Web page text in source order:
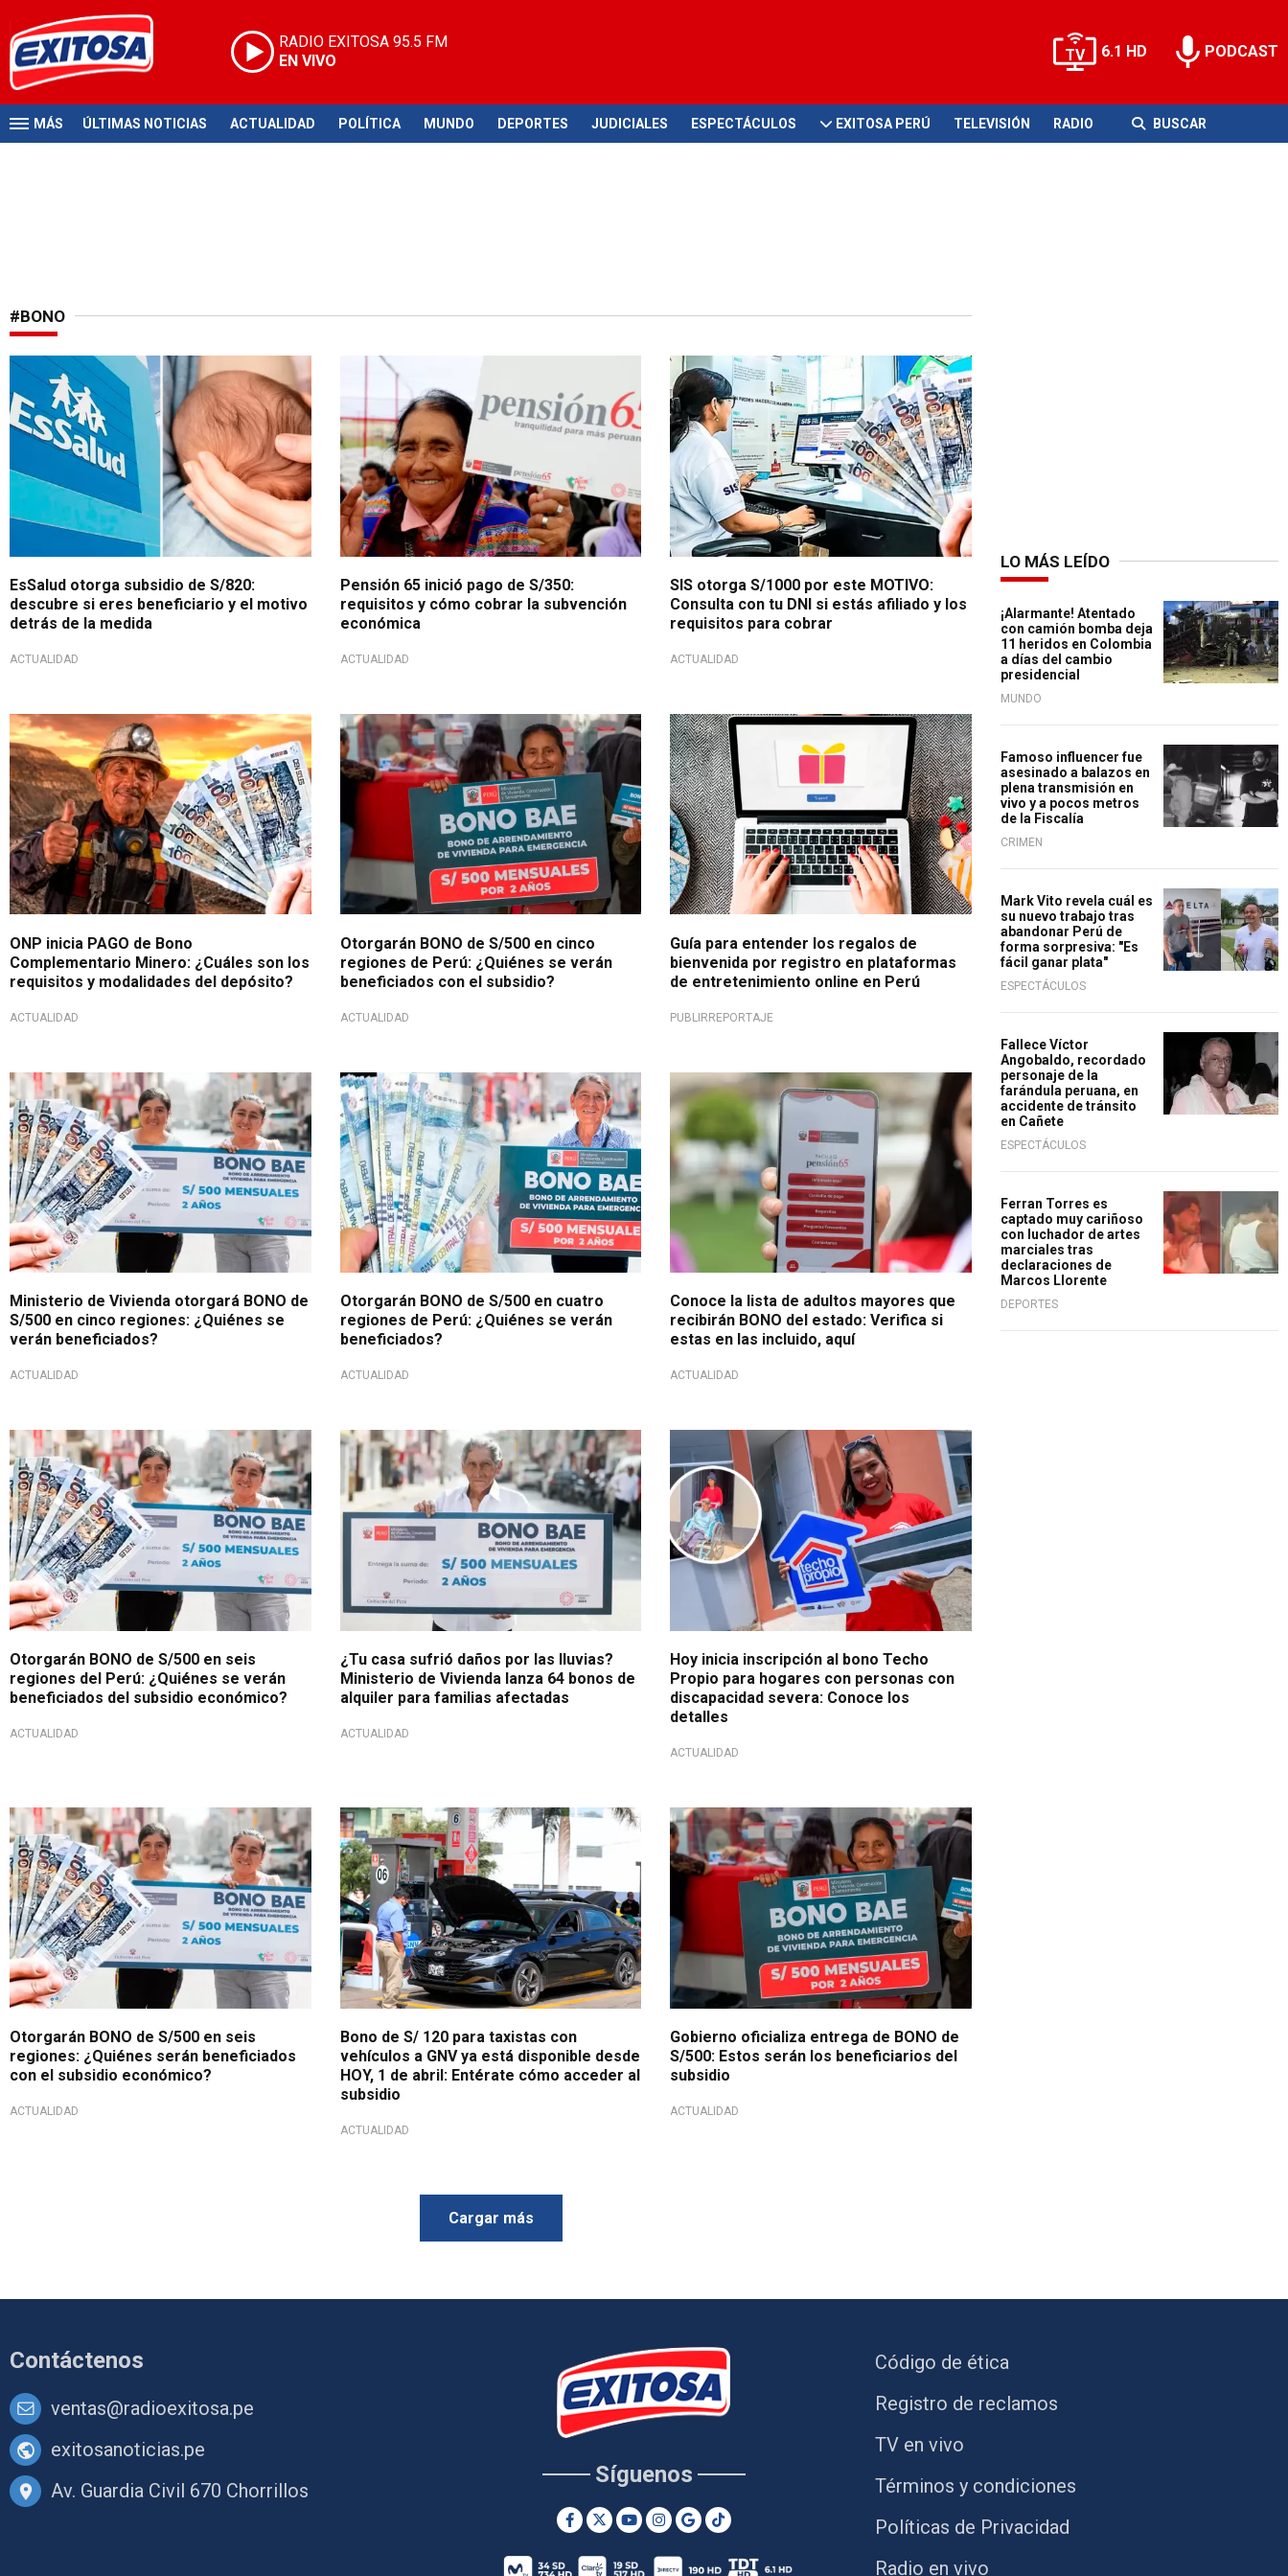
RADIO EXITOSA 95.5 FM
EN VIVO
6.1 HD PODCAST
MÁS ÚLTIMAS NOTICIAS ACTUALIDAD POLÍTICA MUNDO DEPORTES JUDICIALES ESPECTÁCULOS EXITOSA PERÚ TELEVISIÓN RADIO BUSCAR
#BONO
Modalidad Cero Trámites
EsSalud otorga subsidio de S/820:
descubre si eres beneficiario y el motivo
detrás de la medida
ACTUALIDAD
Programa social del Midis
Pensión 65 inició pago de S/350:
requisitos y cómo cobrar la subvención
económica
ACTUALIDAD
Beneficio PES
SIS otorga S/1000 por este MOTIVO:
Consulta con tu DNI si estás afiliado y los
requisitos para cobrar
ACTUALIDAD
Beneficio jubilado minero
ONP inicia PAGO de Bono
Complementario Minero: ¿Cuáles son los
requisitos y modalidades del depósito?
ACTUALIDAD
Beneficio económico
Otorgarán BONO de S/500 en cinco
regiones de Perú: ¿Quiénes se verán
beneficiados con el subsidio?
ACTUALIDAD
Promociones y beneficios
Guía para entender los regalos de
bienvenida por registro en plataformas
de entretenimiento online en Perú
PUBLIRREPORTAJE
Apoyo económico
Ministerio de Vivienda otorgará BONO de
S/500 en cinco regiones: ¿Quiénes se
verán beneficiados?
ACTUALIDAD
Subsidio económico
Otorgarán BONO de S/500 en cuatro
regiones de Perú: ¿Quiénes se verán
beneficiados?
ACTUALIDAD
Atento a tu nombre
Conoce la lista de adultos mayores que
recibirán BONO del estado: Verifica si
estas en las incluido, aquí
ACTUALIDAD
Apoyo del Estado
Otorgarán BONO de S/500 en seis
regiones del Perú: ¿Quiénes se verán
beneficiados del subsidio económico?
ACTUALIDAD
¡Atención damnificados!
¿Tu casa sufrió daños por las lluvias?
Ministerio de Vivienda lanza 64 bonos de
alquiler para familias afectadas
ACTUALIDAD
Bono 2026
Hoy inicia inscripción al bono Techo
Propio para hogares con personas con
discapacidad severa: Conoce los
detalles
ACTUALIDAD
Apoyo del Estado
Otorgarán BONO de S/500 en seis
regiones: ¿Quiénes serán beneficiados
con el subsidio económico?
ACTUALIDAD
¡Atención, taxistas!
Bono de S/ 120 para taxistas con
vehículos a GNV ya está disponible desde
HOY, 1 de abril: Entérate cómo acceder al
subsidio
ACTUALIDAD
Apoyo del Estado
Gobierno oficializa entrega de BONO de
S/500: Estos serán los beneficiarios del
subsidio
ACTUALIDAD
Cargar más
LO MÁS LEÍDO
¡Alarmante! Atentado
con camión bomba deja
11 heridos en Colombia
a días del cambio
presidencial
MUNDO
Famoso influencer fue
asesinado a balazos en
plena transmisión en
vivo y a pocos metros
de la Fiscalía
CRIMEN
Mark Vito revela cuál es
su nuevo trabajo tras
abandonar Perú de
forma sorpresiva: "Es
fácil ganar plata"
ESPECTÁCULOS
Fallece Víctor
Angobaldo, recordado
personaje de la
farándula peruana, en
accidente de tránsito
en Cañete
ESPECTÁCULOS
Ferran Torres es
captado muy cariñoso
con luchador de artes
marciales tras
declaraciones de
Marcos Llorente
DEPORTES
Contáctenos
ventas@radioexitosa.pe
exitosanoticias.pe
Av. Guardia Civil 670 Chorrillos
Síguenos
Código de ética
Registro de reclamos
TV en vivo
Términos y condiciones
Políticas de Privacidad
Radio en vivo